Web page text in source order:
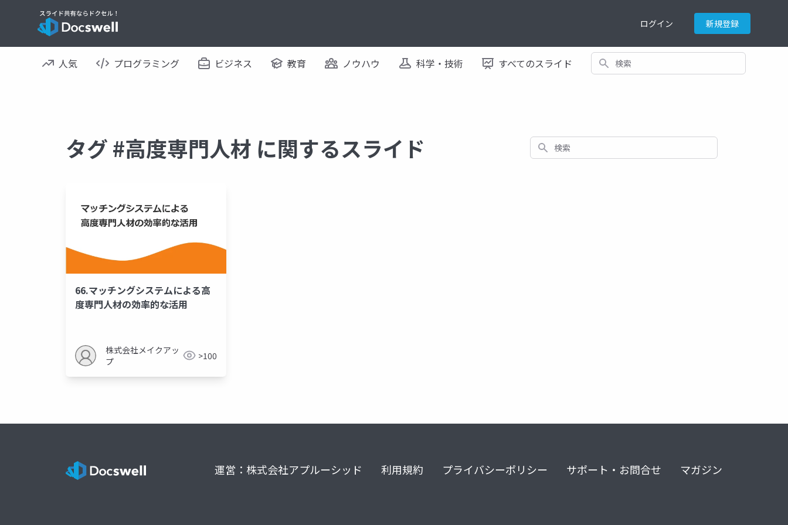
ログイン 新規登録
人気 プログラミング ビジネス 教育 ノウハウ 科学・技術 すべてのスライド 検索
タグ #高度専門人材 に関するスライド 検索
66.マッチングシステムによる高
度専門人材の効率的な活用
株式会社メイクアッ
プ
>100
運営：株式会社アプルーシッド 利用規約 プライバシーポリシー サポート・お問合せ マガジン